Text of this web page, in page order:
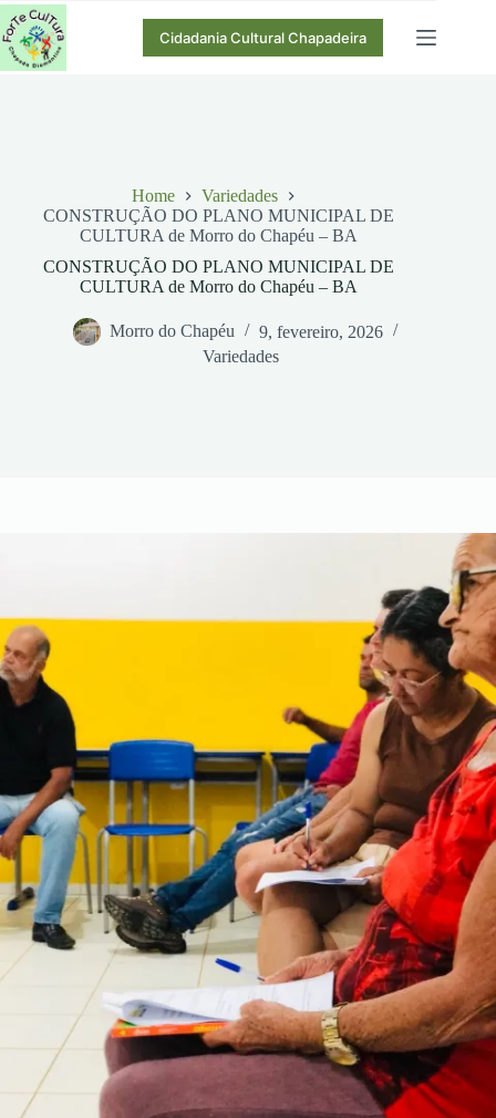
Pular
para
o
conteúdo
Cidadania Cultural Chapadeira
Home
Variedades
CONSTRUÇÃO DO PLANO MUNICIPAL DE
CULTURA de Morro do Chapéu – BA
CONSTRUÇÃO DO PLANO MUNICIPAL DE
CULTURA de Morro do Chapéu – BA
Morro do Chapéu
9, fevereiro, 2026
Variedades